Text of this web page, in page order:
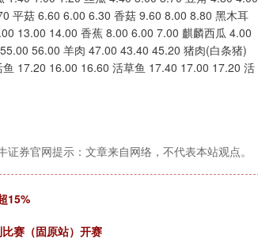
平菇 6.60 6.00 6.30 香菇 9.60 8.00 8.80 黑木耳
13.00 14.00 香蕉 8.00 6.00 7.00 麒麟西瓜 4.00
56.00 羊肉 47.00 43.40 45.20 猪肉(白条猪)
17.20 16.00 16.60 活草鱼 17.40 17.00 17.20 活
证券官网提示：文章来自网络，不代表本站观点。
15%
赛（固原站）开赛